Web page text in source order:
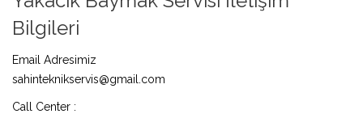
Bilgileri
Email Adresimiz
sahinteknikservis@gmail.com
Call Center :